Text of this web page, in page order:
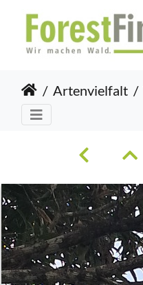
Artenvielfalt